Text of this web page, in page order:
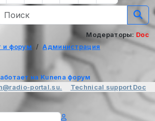
Модераторы: Doc
и форум
Администрация
на Kunena форум
portal.su. Technical support Doc